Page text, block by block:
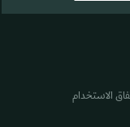
الاستخدام